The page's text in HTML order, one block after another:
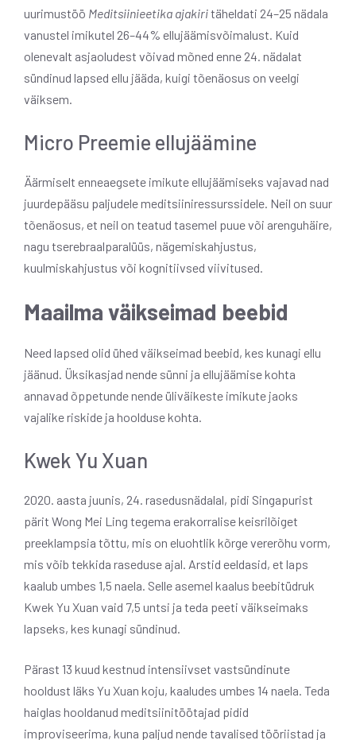
uurimustöö Meditsiinieetika ajakiritäheldati 24–25 nädala
vanustel imikutel 26–44% ellujäämisvõimalust. Kuid
olenevalt asjaoludest võivad mõned enne 24. nädalat
sündinud lapsed ellu jääda, kuigi tõenäosus on veelgi
väiksem.
Micro Preemie ellujäämine
Äärmiselt enneaegsete imikute ellujäämiseks vajavad nad
juurdepääsu paljudele meditsiiniressurssidele. Neil on suur
tõenäosus, et neil on teatud tasemel puue või arenguhäire,
nagu tserebraalparalüüs, nägemiskahjustus,
kuulmiskahjustus või kognitiivsed viivitused.
Maailma väikseimad beebid
Need lapsed olid ühed väikseimad beebid, kes kunagi ellu
jäänud. Üksikasjad nende sünni ja ellujäämise kohta
annavad õppetunde nende üliväikeste imikute jaoks
vajalike riskide ja hoolduse kohta.
Kwek Yu Xuan
2020. aasta juunis, 24. rasedusnädalal, pidi Singapurist
pärit Wong Mei Ling tegema erakorralise keisrilõiget
preeklampsia tõttu, mis on eluohtlik kõrge vererõhu vorm,
mis võib tekkida raseduse ajal. Arstid eeldasid, et laps
kaalub umbes 1,5 naela. Selle asemel kaalus beebitüdruk
Kwek Yu Xuan vaid 7,5 untsi ja teda peeti väikseimaks
lapseks, kes kunagi sündinud.
Pärast 13 kuud kestnud intensiivset vastsündinute
hooldust läks Yu Xuan koju, kaaludes umbes 14 naela. Teda
haiglas hooldanud meditsiinitöötajad pidid
improviseerima, kuna paljud nende tavalised tööriistad ja